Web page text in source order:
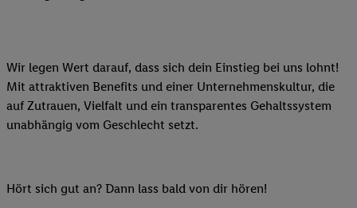
Wir legen Wert darauf, dass sich dein Einstieg bei uns lohnt!
Mit attraktiven Benefits und einer Unternehmenskultur, die
auf Zutrauen, Vielfalt und ein transparentes Gehaltssystem
unabhängig vom Geschlecht setzt.
Hört sich gut an? Dann lass bald von dir hören!